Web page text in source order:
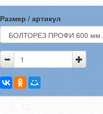
Размер / артикул